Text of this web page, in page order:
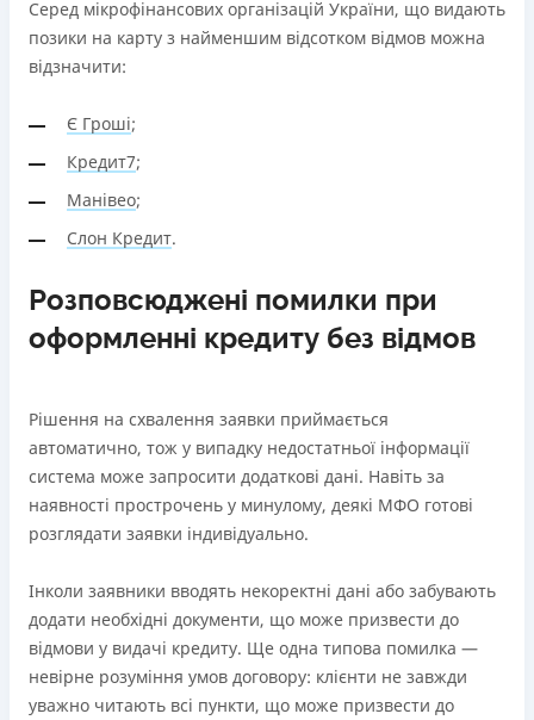
Серед мікрофінансових організацій України, що видають
позики на карту з найменшим відсотком відмов можна
відзначити:
Є Гроші;
Кредит7;
Манівео;
Слон Кредит.
Розповсюджені помилки при
оформленні кредиту без відмов
Рішення на схвалення заявки приймається
автоматично, тож у випадку недостатньої інформації
система може запросити додаткові дані. Навіть за
наявності прострочень у минулому, деякі МФО готові
розглядати заявки індивідуально.
Інколи заявники вводять некоректні дані або забувають
додати необхідні документи, що може призвести до
відмови у видачі кредиту. Ще одна типова помилка —
невірне розуміння умов договору: клієнти не завжди
уважно читають всі пункти, що може призвести до